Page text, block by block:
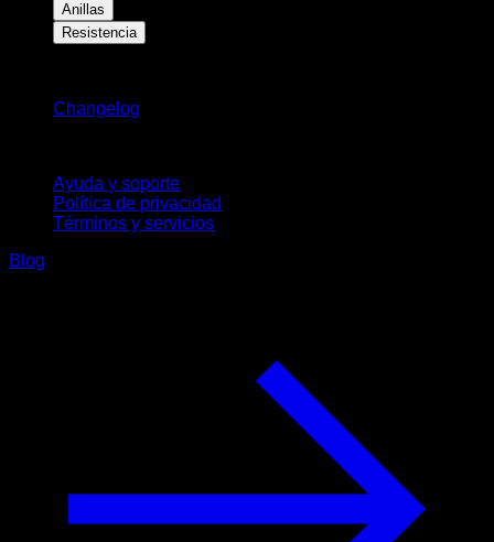
Anillas
Resistencia
Changelog
Ayuda y soporte
Política de privacidad
Términos y servicios
Blog